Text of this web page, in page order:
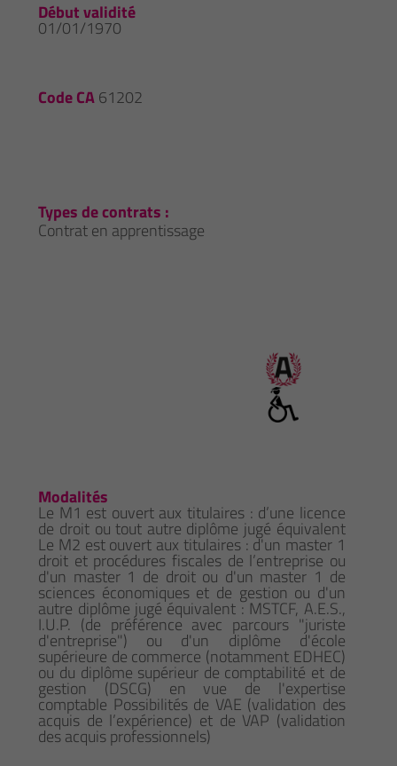
Début validité
01/01/1970
Code CA61202
Types de contrats :
Contrat en apprentissage
Modalités
Le M1 est ouvert aux titulaires : d’une licence
de droit ou tout autre diplôme jugé équivalent
Le M2 est ouvert aux titulaires : d'un master 1
droit et procédures fiscales de l’entreprise ou
d'un master 1 de droit ou d'un master 1 de
sciences économiques et de gestion ou d'un
autre diplôme jugé équivalent : MSTCF, A.E.S.,
I.U.P. (de préférence avec parcours "juriste
d'entreprise") ou d'un diplôme d'école
supérieure de commerce (notamment EDHEC)
ou du diplôme supérieur de comptabilité et de
gestion (DSCG) en vue de l'expertise
comptable Possibilités de VAE (validation des
acquis de l’expérience) et de VAP (validation
des acquis professionnels)